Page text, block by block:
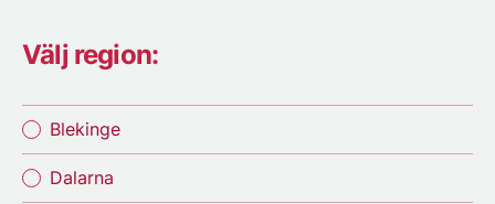
Välj region:
Blekinge
Dalarna